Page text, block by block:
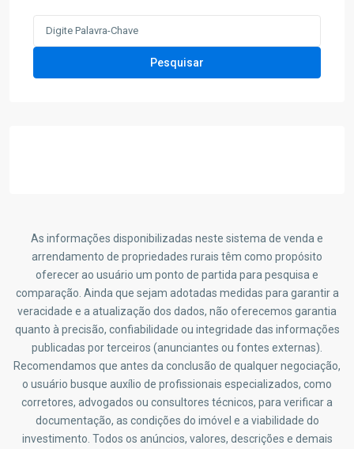
Pesquisar
As informações disponibilizadas neste sistema de venda e
arrendamento de propriedades rurais têm como propósito
oferecer ao usuário um ponto de partida para pesquisa e
comparação. Ainda que sejam adotadas medidas para garantir a
veracidade e a atualização dos dados, não oferecemos garantia
quanto à precisão, confiabilidade ou integridade das informações
publicadas por terceiros (anunciantes ou fontes externas).
Recomendamos que antes da conclusão de qualquer negociação,
o usuário busque auxílio de profissionais especializados, como
corretores, advogados ou consultores técnicos, para verificar a
documentação, as condições do imóvel e a viabilidade do
investimento. Todos os anúncios, valores, descrições e demais